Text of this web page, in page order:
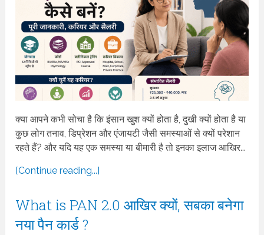
क्या आपने कभी सोचा है कि इंसान खुश क्यों होता है, दुखी क्यों होता है या
कुछ लोग तनाव, डिप्रेशन और एंजायटी जैसी समस्याओं से क्यों परेशान
रहते हैं? और यदि यह एक समस्या या बीमारी है तो इनका इलाज आखिर...
[Continue reading...]
What is PAN 2.0 आखिर क्यों, सबका बनेगा
नया पैन कार्ड ?